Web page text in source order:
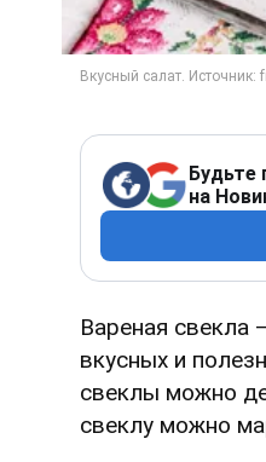
Будьте
на
Вареная свекла
вкусных и
свеклы можно
свеклу можно